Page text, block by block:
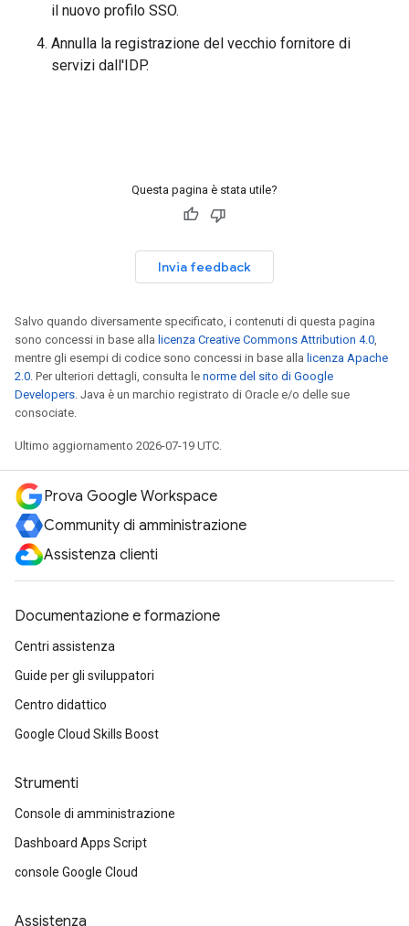
il nuovo profilo SSO.
Annulla la registrazione del vecchio fornitore di
servizi dall'IDP.
Questa pagina è stata utile?
Invia feedback
Salvo quando diversamente specificato, i contenuti di questa pagina
sono concessi in base alla licenza Creative Commons Attribution 4.0
mentre gli esempi di codice sono concessi in base alla licenza Apache
2.0 . Per ulteriori dettagli, consulta le norme del sito di Google
Developers . Java è un marchio registrato di Oracle e/o delle sue
consociate.
Ultimo aggiornamento 2026-07-19 UTC.
Prova Google Workspace
Community di amministrazione
Assistenza clienti
Documentazione e formazione
Centri assistenza
Guide per gli sviluppatori
Centro didattico
Google Cloud Skills Boost
Strumenti
Console di amministrazione
Dashboard Apps Script
console Google Cloud
Assistenza